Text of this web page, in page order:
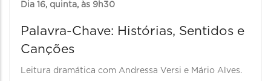
Dia 16, quinta, às 9h30
Palavra-Chave: Histórias, Sentidos e
Canções
Leitura dramática com Andressa Versi e Mário Alves.